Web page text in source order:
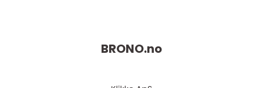
BRONO.no